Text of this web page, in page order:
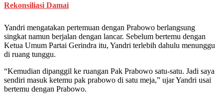
Rekonsiliasi Damai
Yandri mengatakan pertemuan dengan Prabowo berlangsung
singkat namun berjalan dengan lancar. Sebelum bertemu dengan
Ketua Umum Partai Gerindra itu, Yandri terlebih dahulu menunggu
di ruang tunggu.
“Kemudian dipanggil ke ruangan Pak Prabowo satu-satu. Jadi saya
sendiri masuk ketemu pak prabowo di satu meja,” ujar Yandri usai
bertemu dengan Prabowo.